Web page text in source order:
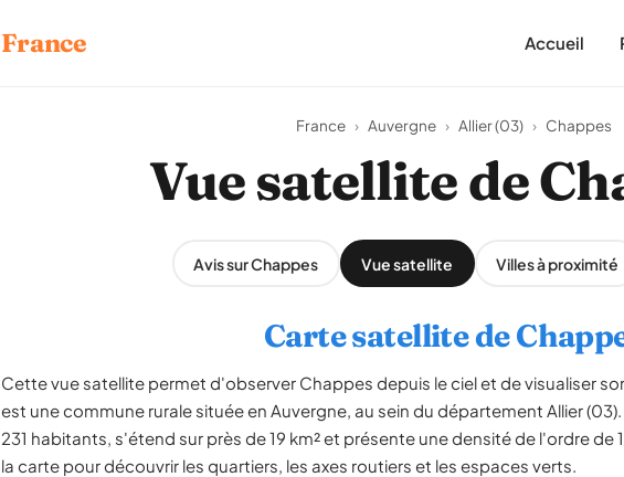
France Accueil
France › Auvergne › Allier (03) › Chappes
Vue satellite de
Avis sur Chappes Vue satellite Villes à proximité
Carte satellite de
Cette vue satellite permet d'observer Chappes depuis le ciel et de visualiser
est une commune rurale située en Auvergne, au sein du département Allier
231 habitants, s'étend sur près de 19 km² et présente une densité de l'ordre de
la carte pour découvrir les quartiers, les axes routiers et les espaces verts.